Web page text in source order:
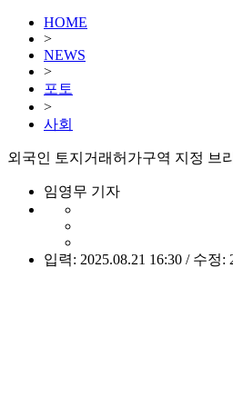
HOME
>
NEWS
>
포토
>
사회
외국인 토지거래허가구역 지정 브
임영무 기자
입력: 2025.08.21 16:30 / 수정: